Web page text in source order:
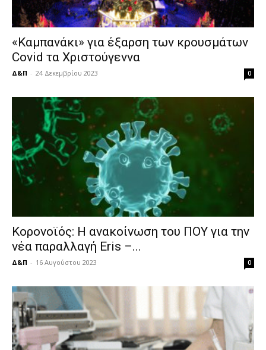
«Καμπανάκι» για έξαρση των κρουσμάτων
Covid τα Χριστούγεννα
Δ&Π - 24 Δεκεμβρίου 2023 0
Κορονοϊός: Η ανακοίνωση του ΠΟΥ για την
νέα παραλλαγή Eris –...
Δ&Π - 16 Αυγούστου 2023 0